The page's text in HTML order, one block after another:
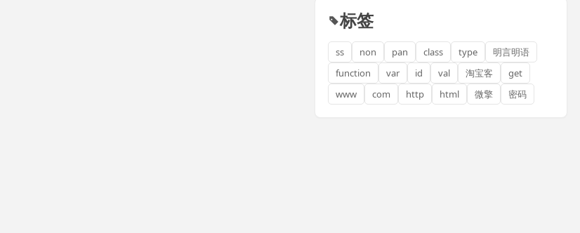
标签
ss non pan class type
明言明语
function
var id val 淘宝客
get
www
com http html 微擎 密码